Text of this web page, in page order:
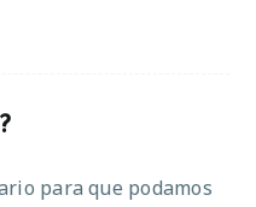
para que podamos